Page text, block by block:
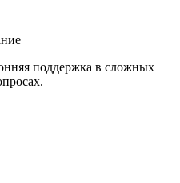
поддержка в сложных